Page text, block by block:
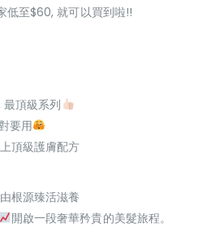
低至$60, 就可以買到啦!!
頂級系列
要用
頂級護膚配方
由根源臻活滋養
開啟一段奢華矜貴的美髮旅程。